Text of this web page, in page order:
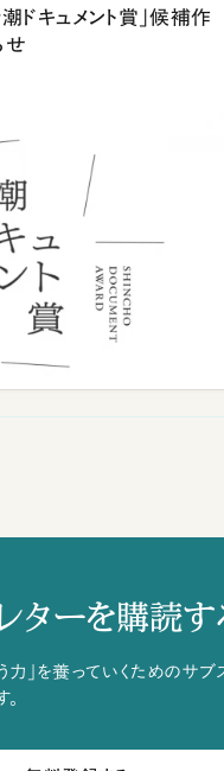
ドキュメント賞」候補作
せ
ターを購読す
力」を養っていくためのサブ